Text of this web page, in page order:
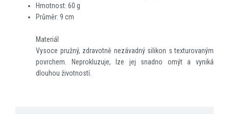
Hmotnost: 60 g
Průměr: 9 cm
Materiál
Vysoce pružný, zdravotně nezávadný silikon s texturovaným
povrchem. Neprokluzuje, lze jej snadno omýt a vyniká
dlouhou životností.